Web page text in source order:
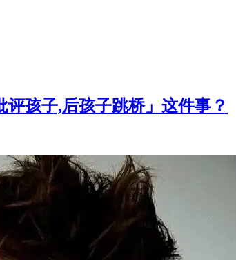
孩子,后孩子跳桥」这件事？